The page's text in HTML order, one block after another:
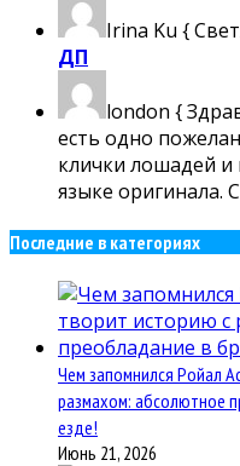
Irina Ku {
ДП
london {
есть одно
клички лошадей и
языке оригинала.
Последние в категориях
Чем запомнился Ройал
размахом: абсолютное
езде!
Июнь 21, 2026